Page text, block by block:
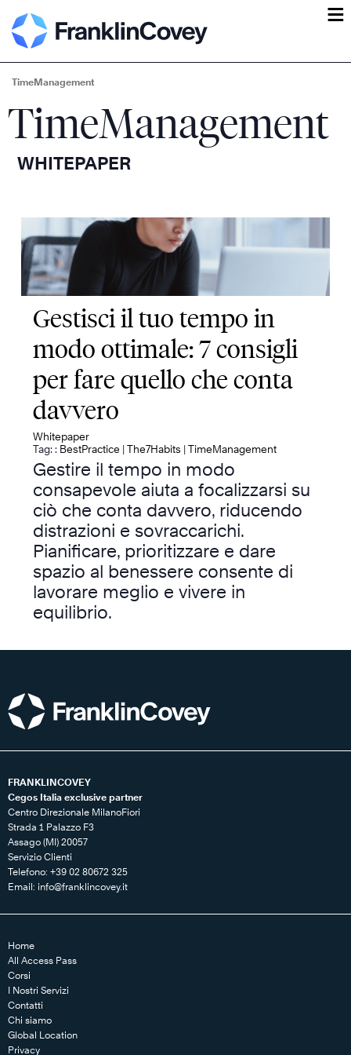
ĕ
TimeManagement
TimeManagement
WHITEPAPER
Gestisci il tuo tempo in
modo ottimale: 7 consigli
per fare quello che conta
davvero
Whitepaper
Tag: : BestPractice |The7Habits |TimeManagement
Gestire il tempo in modo
consapevole aiuta a focalizzarsi su
ciò che conta davvero, riducendo
distrazioni e sovraccarichi.
Pianificare, prioritizzare e dare
spazio al benessere consente di
lavorare meglio e vivere in
equilibrio.
FRANKLINCOVEY
Cegos Italia exclusive partner
Centro Direzionale MilanoFiori
Strada 1 Palazzo F3
Assago (MI) 20057
Servizio Clienti
Telefono: +39 02 80672 325
Email: info@franklincovey.it
Home
All Access Pass
Corsi
I Nostri Servizi
Contatti
Chi siamo
Global Location
Privacy